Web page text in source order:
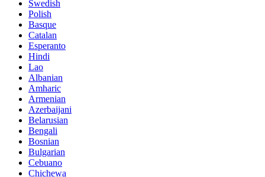
Swedish
Polish
Basque
Catalan
Esperanto
Hindi
Lao
Albanian
Amharic
Armenian
Azerbaijani
Belarusian
Bengali
Bosnian
Bulgarian
Cebuano
Chichewa